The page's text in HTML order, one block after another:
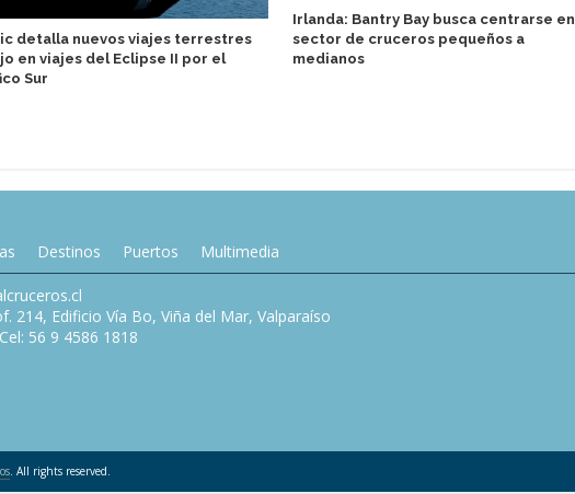
detalla nuevos viajes terrestres
en viajes del Eclipse II por el
Sur
Irlanda: Bantry Bay busca centrarse en
sector de cruceros pequeños a
medianos
Destinos Puertos Multimedia
214, Edificio Vía Bo, Viña del Mar, Valparaíso
Cel: 56 9 4586 1818
. All rights reserved.